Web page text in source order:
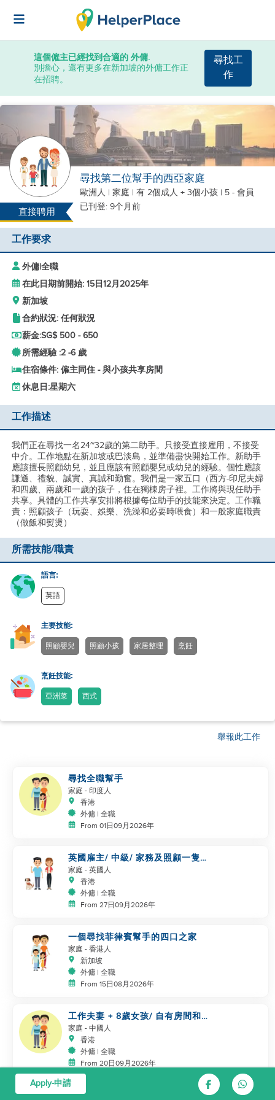
這個僱主已經找到合適的 外傭.
別擔心，還有更多在新加坡的外傭工作正
在招聘。
尋找工
作
直接聘用
尋找第二位幫手的西亞家庭
歐洲人 | 家庭 | 有 2個成人 + 3個小孩 | 5 - 會員
已刊登: 9个月前
工作要求
外傭|全職
在此日期前開始: 15日12月2025年
新加坡
合約狀況: 任何狀況
薪金:SG$ 500 - 650
所需經驗 :2 -6 歲
住宿條件: 僱主同住 - 與小孩共享房間
休息日:星期六
工作描述
我們正在尋找一名24~32歲的第二助手。只接受直接雇用，不接受
中介。工作地點在新加坡或巴淡島，並準備盡快開始工作。新助手
應該擅長照顧幼兒，並且應該有照顧嬰兒或幼兒的經驗。個性應該
謙遜、禮貌、誠實、真誠和勤奮。我們是一家五口（西方-印尼夫婦
和四歲、兩歲和一歲的孩子，住在獨棟房子裡。工作將與現任助手
共享。具體的工作共享安排將根據每位助手的技能來決定。工作職
責：照顧孩子（玩耍、娛樂、洗澡和必要時喂食）和一般家庭職責
（做飯和熨燙）
所需技能/職責
語言:
英語
主要技能:
照顧嬰兒 照顧小孩 家居整理 烹飪
烹飪技能:
亞洲菜 西式
舉報此工作
尋找全職幫手
家庭 - 印度人
香港
外傭 | 全職
From 01日09月2026年
英國雇主/ 中級/ 家務及照顧一隻
狗
家庭 - 英國人
香港
外傭 | 全職
From 27日09月2026年
一個尋找菲律賓幫手的四口之家
家庭 - 香港人
新加坡
外傭 | 全職
From 15日08月2026年
工作夫妻 + 8歲女孩/ 自有房間和
洗手間/ 5500-6000
家庭 - 中國人
香港
外傭 | 全職
From 20日09月2026年
Apply-申請